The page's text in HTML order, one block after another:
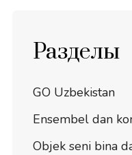
Разделы
GO Uzbekistan
Ensembel dan
Objek seni bina